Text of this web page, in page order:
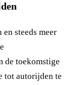
steeds meer
de toekomstige
tot autorijden te